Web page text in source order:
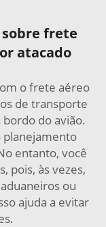
sobre frete
atacado
o frete aéreo
de transporte
do avião.
planejamento
entanto, você
pois, às vezes,
ou
ajuda a evitar